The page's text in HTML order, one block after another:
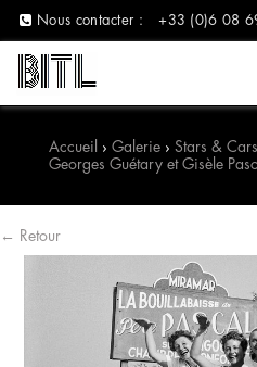
Nous contacter : +33 (0)6 08
Accueil › Galerie› Stars &
Georges Guétary et Gisèle
← Retour